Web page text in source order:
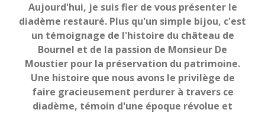
Aujourd'hui, je suis fier de vous présenter le
diadème restauré. Plus qu'un simple bijou, c'est
un témoignage de l'histoire du château de
Bournel et de la passion de Monsieur De
Moustier pour la préservation du patrimoine.
Une histoire que nous avons le privilège de
faire gracieusement perdurer à travers ce
diadème, témoin d'une époque révolue et